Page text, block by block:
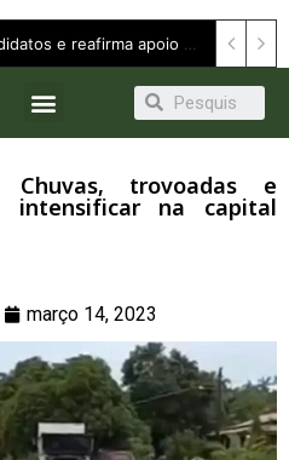
Chuvas, trovoadas e
intensificar na capital
março 14, 2023